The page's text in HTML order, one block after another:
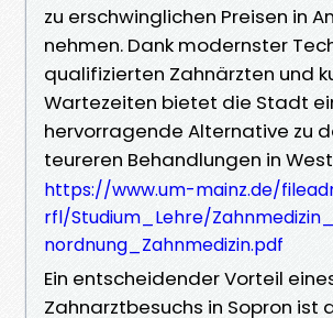
zu erschwinglichen Preisen in
nehmen. Dank modernster
qualifizierten Zahnärzten und
Wartezeiten bietet die Stadt
hervorragende Alternative zu
teureren Behandlungen in
https://www.um-mainz.de/
rfl/Studium_Lehre/
nordnung_Zahnmedizin.pdf
Ein entscheidender Vorteil
Zahnarztbesuchs in Sopron ist